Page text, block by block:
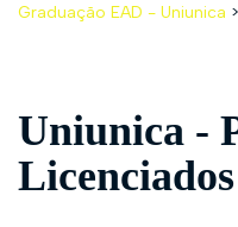
Graduação EAD - Uniunica >
Uniunica -
Licenciados